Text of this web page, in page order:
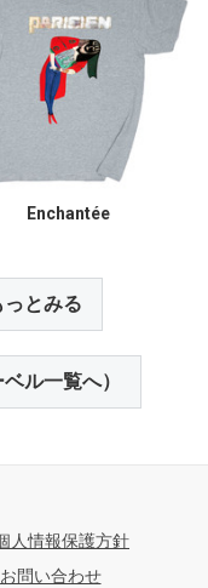
Enchantée
とみる
ル一覧へ）
人情報保護方針
お問い合わせ